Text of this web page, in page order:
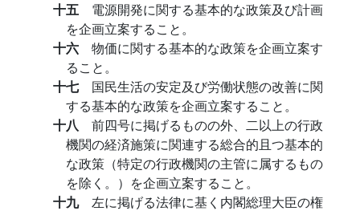
十五 電源開発に関する基本的な政策及び計画
を企画立案すること。
十六 物価に関する基本的な政策を企画立案す
ること。
十七 国民生活の安定及び労働状態の改善に関
する基本的な政策を企画立案すること。
十八 前四号に掲げるものの外、二以上の行政
機関の経済施策に関連する総合的且つ基本的
な政策（特定の行政機関の主管に属するもの
を除く。）を企画立案すること。
十九 左に掲げる法律に基く内閣総理大臣の権